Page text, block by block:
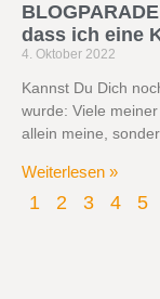
dass ich eine
4. Oktober 2022
Kannst Du Dich
wurde: Viele
allein meine,
Weiterlesen »
1 2 3 4 5